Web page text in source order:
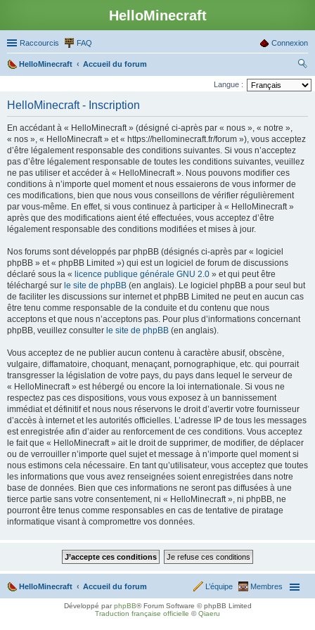
HelloMinecraft
Raccourcis FAQ Connexion
HelloMinecraft
Accueil du forum
ec
ch
Langue :
HelloMinecraft - Inscription
En accédant à « HelloMinecraft » (désigné ci-après par « nous », « notre »,
« nos », « HelloMinecraft » et « https://hellominecraft.fr/forum »), vous acceptez
d’être légalement responsable des conditions suivantes. Si vous n’acceptez
pas d’être légalement responsable de toutes les conditions suivantes, veuillez
ne pas utiliser et accéder à « HelloMinecraft ». Nous pouvons modifier ces
conditions à n’importe quel moment et nous essaierons de vous informer de
ces modifications, bien que nous vous conseillons de vérifier régulièrement
par vous-même. En effet, si vous continuez à participer à « HelloMinecraft »
après que des modifications aient été effectuées, vous acceptez d’être
légalement responsable des conditions modifiées et mises à jour.
Nos forums sont développés par phpBB (désignés ci-après par « logiciel
phpBB » et « phpBB Limited ») qui est un logiciel de forum de discussions
déclaré sous la « licence publique générale GNU 2.0 » et qui peut être
téléchargé sur le site de phpBB (en anglais). Le logiciel phpBB a pour seul but
de faciliter les discussions sur internet et phpBB Limited ne peut en aucun cas
être tenu comme responsable de la conduite et du contenu que nous
acceptons et que nous n’acceptons pas. Pour plus d’informations concernant
phpBB, veuillez consulter le site de phpBB (en anglais).
Vous acceptez de ne publier aucun contenu à caractère abusif, obscène,
vulgaire, diffamatoire, choquant, menaçant, pornographique, etc. qui pourrait
transgresser la législation de votre pays, du pays dans lequel le serveur de
« HelloMinecraft » est hébergé ou encore la loi internationale. Si vous ne
respectez pas ces dispositions, vous vous exposez à un bannissement
immédiat et définitif et nous nous réservons le droit d’avertir votre fournisseur
d’accès à internet et les autorités officielles. L’adresse IP de tous les messages
est enregistrée afin d’aider au renforcement de ces conditions. Vous acceptez
le fait que « HelloMinecraft » ait le droit de supprimer, de modifier, de déplacer
ou de verrouiller n’importe quel sujet et message à n’importe quel moment si
nous estimons cela nécessaire. En tant qu’utilisateur, vous acceptez que toutes
les informations que vous avez renseignées soient enregistrées dans notre
base de données. Bien que ces informations ne seront pas diffusées à une
tierce partie sans votre consentement, ni « HelloMinecraft », ni phpBB, ne
pourront être tenus comme responsables en cas de tentative de piratage
informatique visant à compromettre vos données.
HelloMinecraft Accueil du forum Membres
L’équipe
Développé parphpBB® Forum Software © phpBB Limited
Traduction française officielle ©Qiaeru